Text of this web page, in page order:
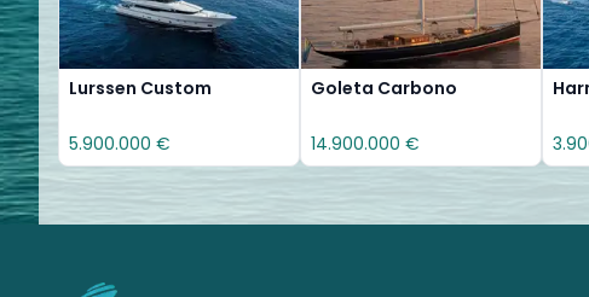
Lurssen Custom
5.900.000 €
Goleta Carbono
14.900.000 €